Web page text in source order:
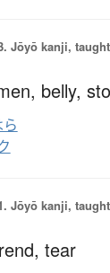
Jōyō kanji,
belly,
Jōyō kanji,
rend, tear